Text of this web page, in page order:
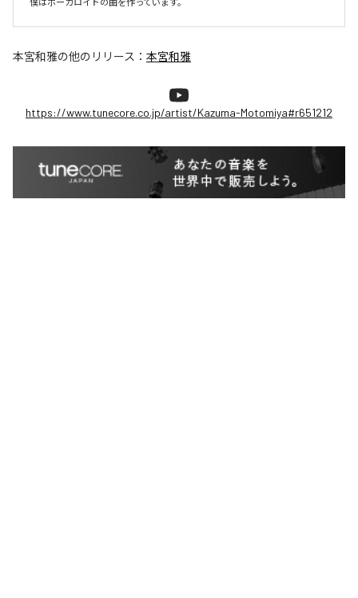
僕はボーカロイドの曲を作っています。
本宮和雅の他のリリース： 本宮和雅
https://www.tunecore.co.jp/artist/Kazuma-Motomiya#r651212